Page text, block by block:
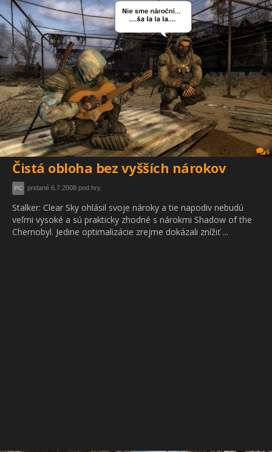
6
Čistá obloha bez vyšších nárokov
PC pridané 6.7.2008 pod hry
Stalker: Clear Sky ohlásil svoje nároky a tie napodiv nebudú
veľmi vysoké a sú prakticky zhodné s nárokmi Shadow of the
Chernobyl. Jedine optimalizácie zrejme dokázali znížiť ...